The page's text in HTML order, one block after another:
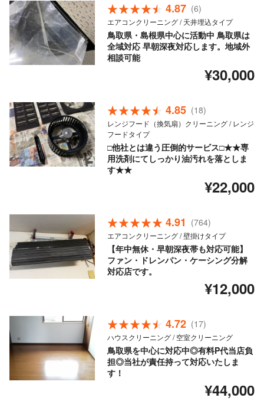
4.87 (6)
エアコンクリーニング / 天井埋込タイプ
鳥取県・島根県中心に活動中 鳥取県は
全域対応 早朝深夜対応します。地域外
相談可能
¥30,000
4.85 (18)
レンジフード（換気扇）クリーニング / レンジ
フードタイプ
□他社とは違う圧倒的サービス□★★専
用洗剤にてしっかり油汚れを落としま
す★★
¥22,000
4.91 (764)
エアコンクリーニング / 壁掛けタイプ
【年中無休・早朝深夜帯も対応可能】
ファン・ドレンパン・ケーシング分解
対応店です。
¥12,000
4.72 (17)
ハウスクリーニング / 空室クリーニング
鳥取県を中心に対応中◎有料P代当店負
担◎当社が責任持って対応いたしま
す！
¥44,000